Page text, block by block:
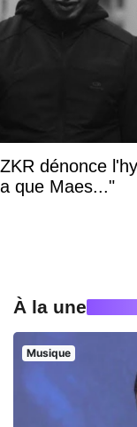
ZKR dénonce
a que Maes..."
À la une
Musique